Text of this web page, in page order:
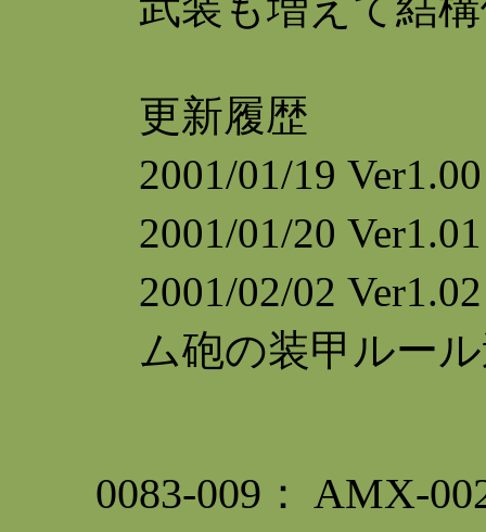
更新履歴
2001/01/19
2001/01/20
2001/02/02
ム砲の装甲ルー
0083-009： AMX-